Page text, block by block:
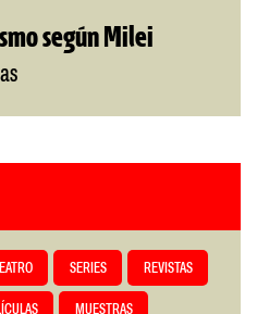
según Milei
TEATRO SERIES REVISTAS
MUESTRAS